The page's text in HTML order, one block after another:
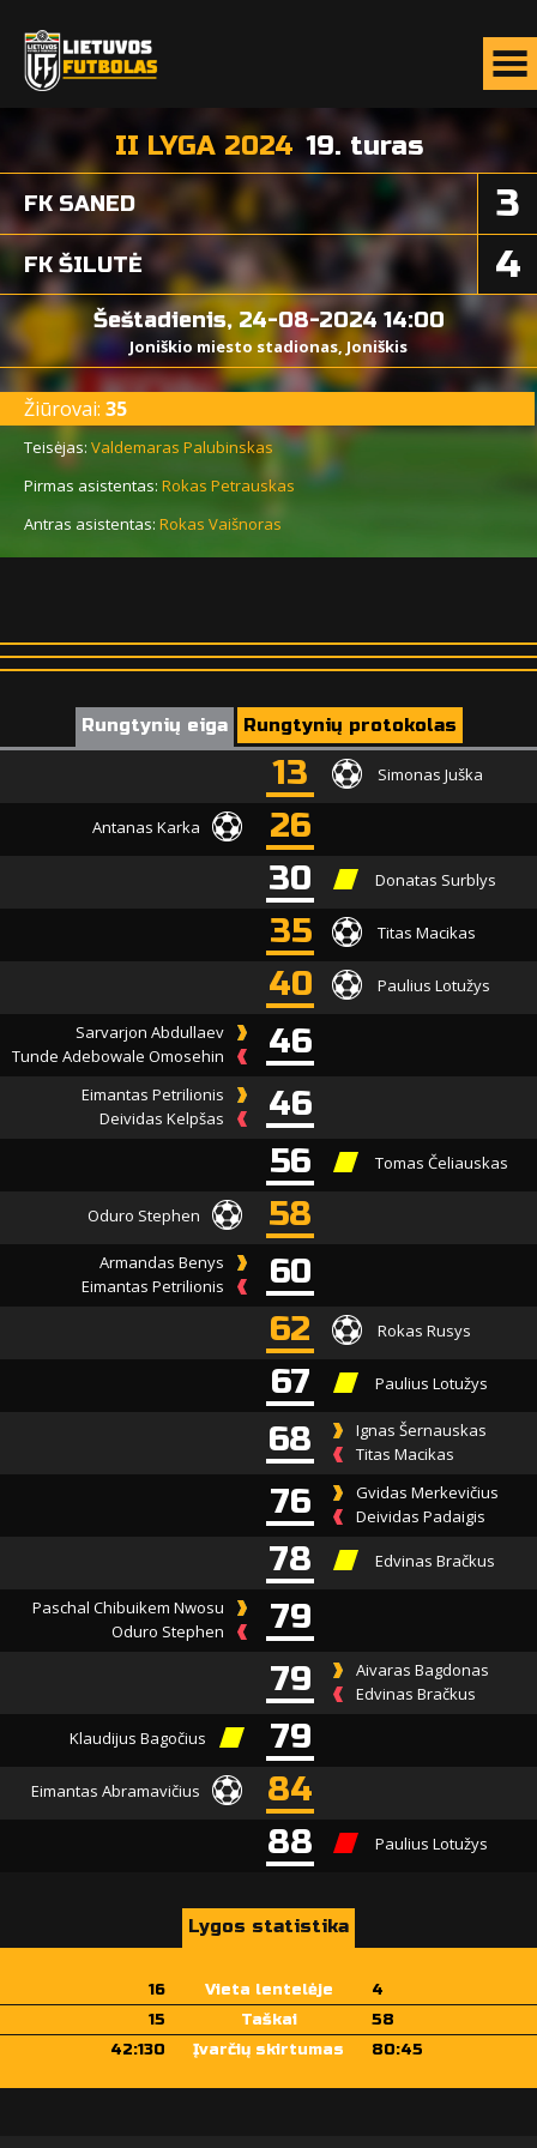
II LYGA 2024 19. turas
3
FK SANED
FK ŠILUTĖ 4
Šeštadienis, 24-08-2024 14:00
Joniškio miesto stadionas, Joniškis
Žiūrovai: 35
Teisėjas: Valdemaras Palubinskas
Pirmas asistentas: Rokas Petrauskas
Antras asistentas: Rokas Vaišnoras
Rungtynių eiga Rungtynių protokolas
13 Simonas Juška
Antanas Karka
26
30
Donatas Surblys
35 Titas Macikas
40 Paulius Lotužys
Sarvarjon Abdullaev
Tunde Adebowale Omosehin
46
Eimantas Petrilionis
Deividas Kelpšas
46
56
Tomas Čeliauskas
Oduro Stephen 58
Armandas Benys
Eimantas Petrilionis
60
62
Rokas Rusys
67 Paulius Lotužys
68
Ignas Šernauskas
Titas Macikas
76
Gvidas Merkevičius
Deividas Padaigis
78 Edvinas Bračkus
Paschal Chibuikem Nwosu
Oduro Stephen
79
79
Aivaras Bagdonas
Edvinas Bračkus
Klaudijus Bagočius 79
Eimantas Abramavičius
84
88
Paulius Lotužys
Lygos statistika
16 Vieta lentelėje
4
15
Taškai
58
42:130
Įvarčių skirtumas 80:45